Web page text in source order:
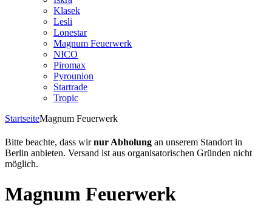
Klasek
Lesli
Lonestar
Magnum Feuerwerk
NICO
Piromax
Pyrounion
Startrade
Tropic
StartseiteMagnum Feuerwerk
Bitte beachte, dass wirnur Abholung an unserem Standort in
Berlin anbieten. Versand ist aus organisatorischen Gründen nicht
möglich.
Magnum Feuerwerk